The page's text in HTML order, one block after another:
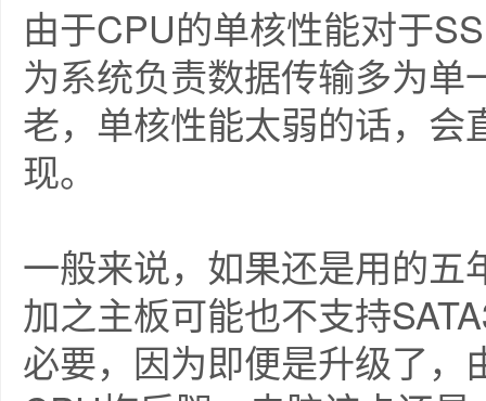
由于CPU的单核性能对于
为系统负责数据传输多为
老，单核性能太弱的话，
现。
一般来说，如果还是用的
加之主板可能也不支持
必要，因为即便是升级了